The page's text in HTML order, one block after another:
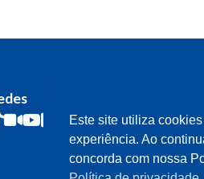
Este site utiliza
experiência. Ao
concorda com nossa